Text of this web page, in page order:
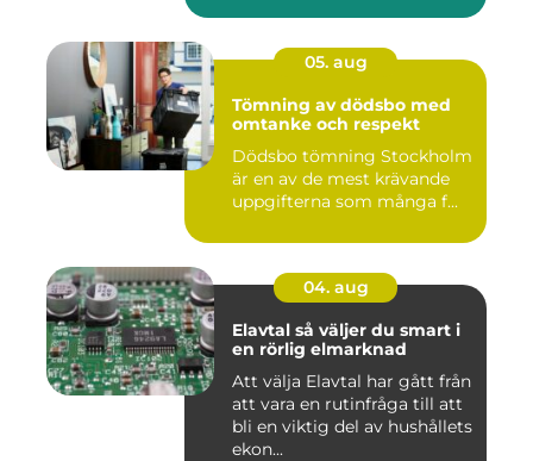
05. aug
Tömning av dödsbo med
omtanke och respekt
Dödsbo tömning Stockholm
är en av de mest krävande
uppgifterna som många f...
04. aug
Elavtal så väljer du smart i
en rörlig elmarknad
Att välja Elavtal har gått från
att vara en rutinfråga till att
bli en viktig del av hushållets
ekon...